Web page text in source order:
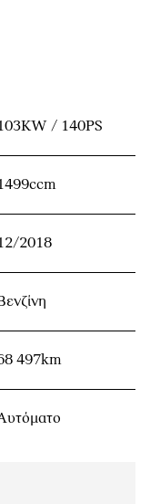
/ 140PS
2018
497km